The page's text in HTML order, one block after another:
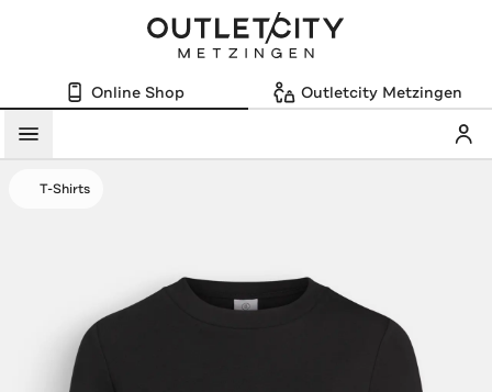
Online Shop Outletcity Metzingen
Menü
T-Shirts